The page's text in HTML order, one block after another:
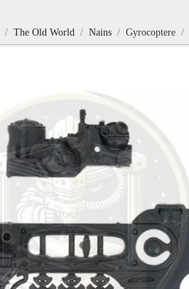
The Old World Nains Gyrocoptere